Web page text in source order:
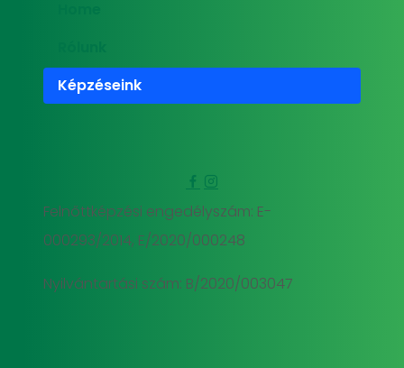
Képzéseink
Felnőttképzési engedélyszám: E-
000293/2014, E/2020/000248
Nyilvántartási szám: B/2020/003047